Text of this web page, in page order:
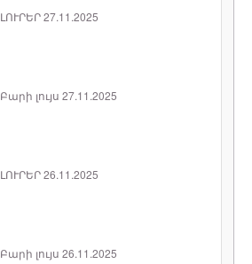
ԼՈՒՐԵՐ 27.11.2025
Բարի լույս 27.11.2025
ԼՈՒՐԵՐ 26.11.2025
Բարի լույս 26.11.2025